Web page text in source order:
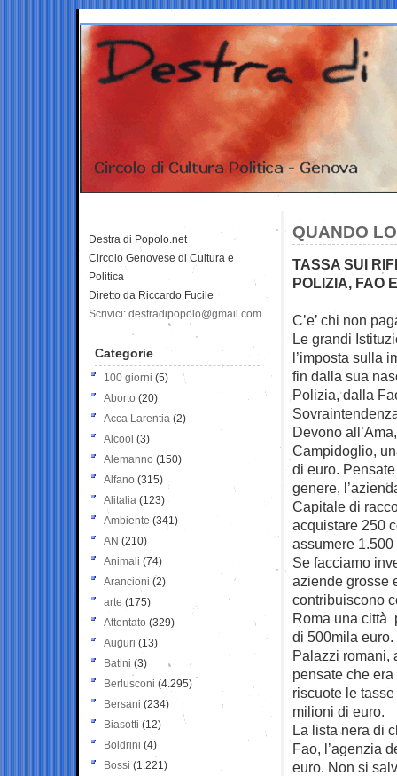
QUANDO
TASSA SUI
POLIZIA, FAO
C’e’ chi non
Le grandi
l’imposta sulla
fin dalla sua
Polizia, dalla
Devono
Campidoglio,
di euro.
genere,
Capitale di
acquistare 250
assumere
Se facciamo
aziende grosse
contribuiscono
Roma una città
di 500mila
Palazzi romani,
pensate che
riscuote le
milioni di euro.
La lista nera di
Fao, l’agenzia
euro. Non si
Destra di Popolo.net
Circolo Genovese di Cultura e
Politica
Diretto da Riccardo Fucile
Scrivici: destradipopolo@gmail.com
Categorie
100 giorni (5)
Aborto (20)
Acca Larentia (2)
Alcool (3)
Alemanno (150)
Alfano (315)
Alitalia (123)
Ambiente (341)
AN (210)
Animali (74)
Arancioni (2)
arte (175)
Attentato (329)
Auguri (13)
Batini (3)
Berlusconi (4.295)
Bersani (234)
Biasotti (12)
Boldrini (4)
Bossi (1.221)